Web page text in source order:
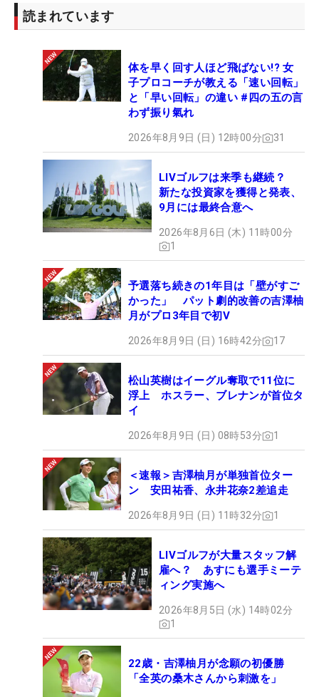
読まれています
体を早く回す人ほど飛ばない!? 女
子プロコーチが教える「速い回転」
と「早い回転」の違い #四の五の言
わず振り氣れ
2026年8月9日 (日) 12時00分 31
LIVゴルフは来季も継続？
新たな投資家を獲得と発表、
9月には最終合意へ
2026年8月6日 (木) 11時00分
1
予選落ち続きの1年目は「壁がすご
かった」 パット劇的改善の吉澤柚
月がプロ3年目で初V
2026年8月9日 (日) 16時42分 17
松山英樹はイーグル奪取で11位に
浮上 ホスラー、ブレナンが首位タ
イ
2026年8月9日 (日) 08時53分 1
＜速報＞吉澤柚月が単独首位ター
ン 安田祐香、永井花奈2差追走
2026年8月9日 (日) 11時32分 1
LIVゴルフが大量スタッフ解
雇へ？ あすにも選手ミーテ
ィング実施へ
2026年8月5日 (水) 14時02分
1
22歳・吉澤柚月が念願の初優勝
「全英の桑木さんから刺激を」